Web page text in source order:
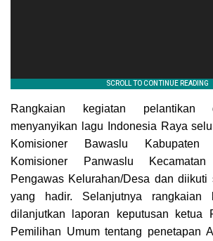
Rangkaian kegiatan pelantikan
menyanyikan lagu Indonesia Raya
Komisioner Bawaslu Kabupaten
Komisioner Panwaslu
Pengawas Kelurahan/Desa dan diikuti
yang hadir. Selanjutnya rangkaian
dilanjutkan laporan keputusan ketua
Pemilihan Umum tentang penetapan